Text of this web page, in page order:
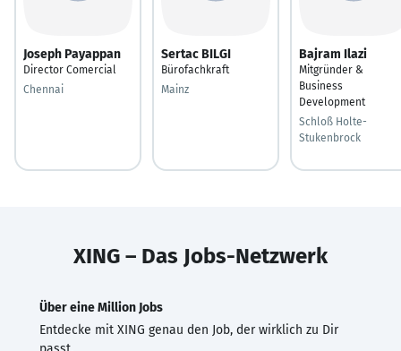
Joseph Payappan
Director Comercial
Chennai
Sertac BILGI
Bürofachkraft
Mainz
Bajram Ilazi
Mitgründer &
Business
Development
Schloß Holte-
Stukenbrock
XING – Das Jobs-Netzwerk
Über eine Million Jobs
Entdecke mit XING genau den Job, der wirklich zu Dir